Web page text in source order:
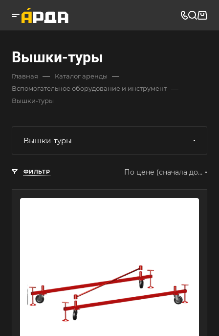
Вышки-туры
Главная — Каталог аренды —
Вспомогательное оборудование и инструмент —
Вышки-туры
Вышки-туры
ФИЛЬТР По цене (сначала дорогие)